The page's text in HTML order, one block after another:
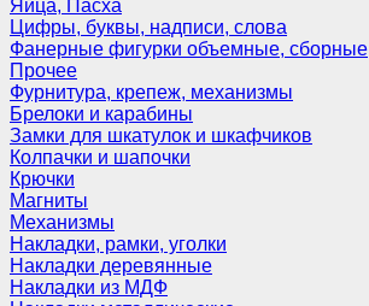
Яйца, Пасха
Цифры, буквы, надписи, слова
Фанерные фигурки объемные, сборные
Прочее
Фурнитура, крепеж, механизмы
Брелоки и карабины
Замки для шкатулок и шкафчиков
Колпачки и шапочки
Крючки
Магниты
Механизмы
Накладки, рамки, уголки
Накладки деревянные
Накладки из МДФ